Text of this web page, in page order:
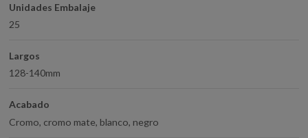
Unidades Embalaje
25
Largos
128-140mm
Acabado
Cromo, cromo mate, blanco, negro